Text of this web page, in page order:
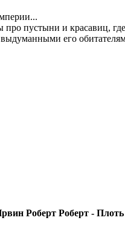
пустыни и красавиц,
выдуманными его
Роберт Роберт -